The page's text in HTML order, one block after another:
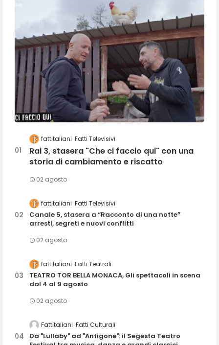
fattitaliani Fatti Televisivi
Rai 3, stasera "Che ci faccio qui" con una
storia di cambiamento e riscatto
02 agosto
fattitaliani Fatti Televisivi
Canale 5, stasera a “Racconto di una notte”
arresti, segreti e nuovi conflitti
02 agosto
fattitaliani Fatti Teatrali
TEATRO TOR BELLA MONACA, Gli spettacoli in scena
dal 4 al 9 agosto
02 agosto
Fattitaliani Fatti Culturali
Da "Lullaby" ad "Antigone": il Segesta Teatro